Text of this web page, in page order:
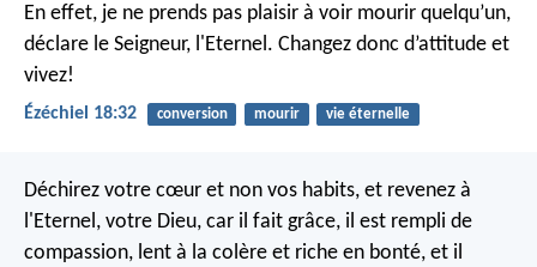
En effet, je ne prends pas plaisir à voir mourir quelqu’un,
déclare le Seigneur, l'Eternel. Changez donc d’attitude et
vivez!
Ézéchiel 18:32 conversion mourir vie éternelle
Déchirez votre cœur et non vos habits, et revenez à
l'Eternel, votre Dieu, car il fait grâce, il est rempli de
compassion, lent à la colère et riche en bonté, et il